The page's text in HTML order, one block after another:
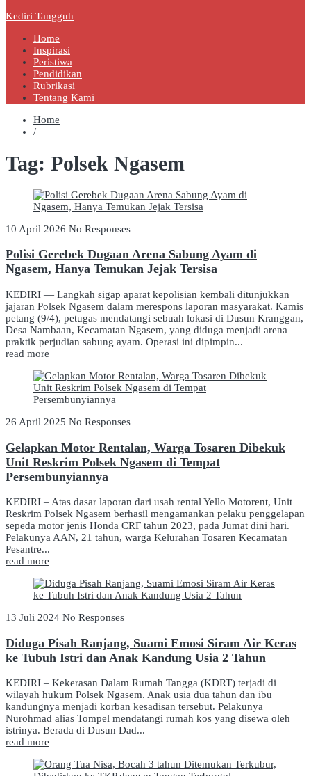
Kediri Tangguh
Home
Inspirasi
Peristiwa
Pendidikan
Rubrikasi
Tentang Kami
Home
/
Tag: Polsek Ngasem
10 April 2026 No Responses
Polisi Gerebek Dugaan Arena Sabung Ayam di
Ngasem, Hanya Temukan Jejak Tersisa
KEDIRI — Langkah sigap aparat kepolisian kembali ditunjukkan
jajaran Polsek Ngasem dalam merespons laporan masyarakat. Kamis
petang (9/4), petugas mendatangi sebuah lokasi di Dusun Kranggan,
Desa Nambaan, Kecamatan Ngasem, yang diduga menjadi arena
praktik perjudian sabung ayam. Operasi ini dipimpin...
read more
26 April 2025 No Responses
Gelapkan Motor Rentalan, Warga Tosaren Dibekuk
Unit Reskrim Polsek Ngasem di Tempat
Persembunyiannya
KEDIRI – Atas dasar laporan dari usah rental Yello Motorent, Unit
Reskrim Polsek Ngasem berhasil mengamankan pelaku penggelapan
sepeda motor jenis Honda CRF tahun 2023, pada Jumat dini hari.
Pelakunya AAN, 21 tahun, warga Kelurahan Tosaren Kecamatan
Pesantre...
read more
13 Juli 2024 No Responses
Diduga Pisah Ranjang, Suami Emosi Siram Air Keras
ke Tubuh Istri dan Anak Kandung Usia 2 Tahun
KEDIRI – Kekerasan Dalam Rumah Tangga (KDRT) terjadi di
wilayah hukum Polsek Ngasem. Anak usia dua tahun dan ibu
kandungnya menjadi korban kesadisan tersebut. Pelakunya
Nurohmad alias Tompel mendatangi rumah kos yang disewa oleh
istrinya. Berada di Dusun Dad...
read more